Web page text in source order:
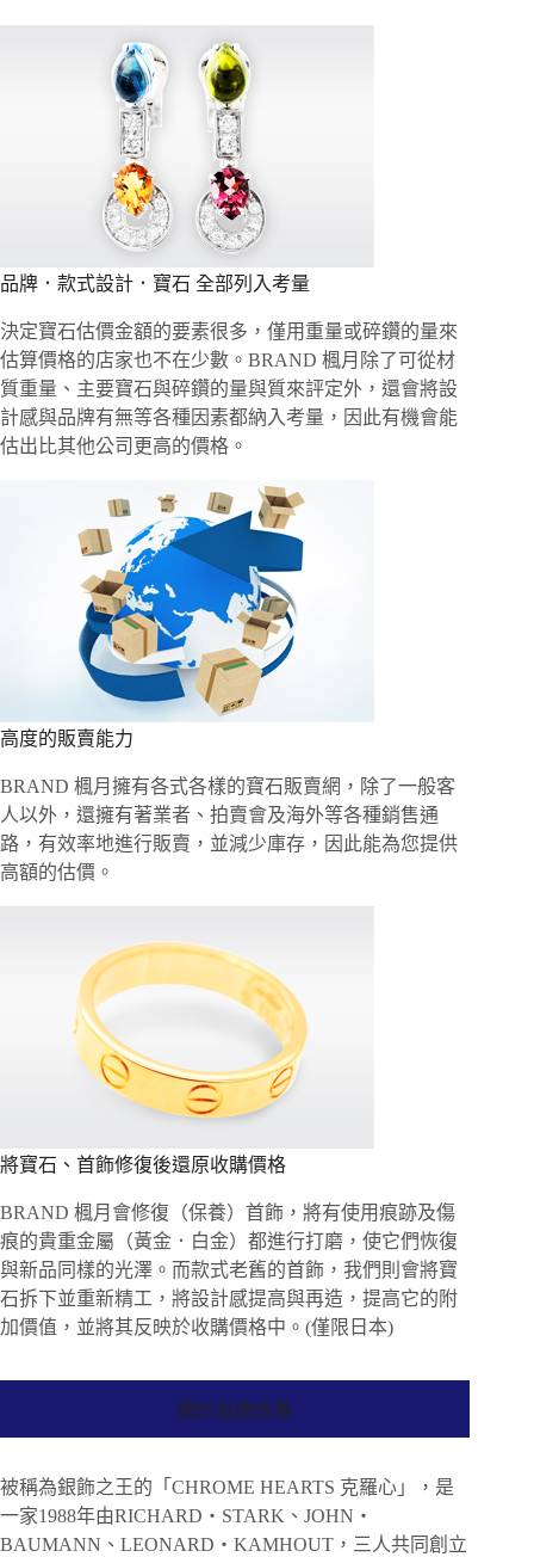
品牌．款式設計．寶石 全部列入考量
決定寶石估價金額的要素很多，僅用重量或碎鑽的量來
估算價格的店家也不在少數。BRAND 楓月除了可從材
質重量、主要寶石與碎鑽的量與質來評定外，還會將設
計感與品牌有無等各種因素都納入考量，因此有機會能
估出比其他公司更高的價格。
高度的販賣能力
BRAND 楓月擁有各式各樣的寶石販賣網，除了一般客
人以外，還擁有著業者、拍賣會及海外等各種銷售通
路，有效率地進行販賣，並減少庫存，因此能為您提供
高額的估價。
將寶石、首飾修復後還原收購價格
BRAND 楓月會修復（保養）首飾，將有使用痕跡及傷
痕的貴重金屬（黃金．白金）都進行打磨，使它們恢復
與新品同樣的光澤。而款式老舊的首飾，我們則會將寶
石拆下並重新精工，將設計感提高與再造，提高它的附
加價值，並將其反映於收購價格中。(僅限日本)
關於品牌故事
被稱為銀飾之王的「CHROME HEARTS 克羅心」，是
一家1988年由RICHARD・STARK、JOHN・
BAUMANN、LEONARD・KAMHOUT，三人共同創立